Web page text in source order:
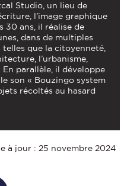
Studio, un lieu de
l’image graphique
30 ans, il réalise de
dans de multiples
que la citoyenneté,
l’urbanisme,
parallèle, il développe
son « Bouzingo system
récoltés au hasard
à jour : 25 novembre 2024